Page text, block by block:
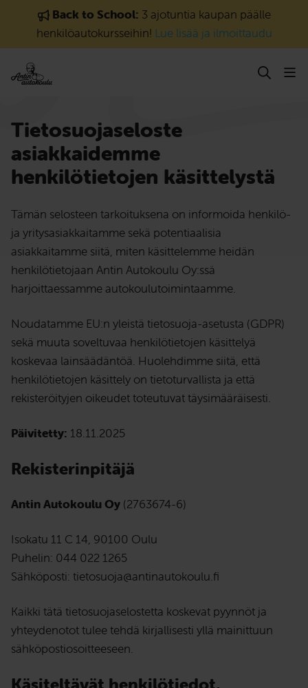
Siirry sisältöönBack to School: 3 ajotuntia kaupan päälle
henkilöautokursseihin! Lue lisää ja ilmoittaudu
Tietosuojaseloste
asiakkaidemme
henkilötietojen käsittelystä
Tämän selosteen tarkoituksena on informoida henkilö-
ja yritysasiakkaitamme sekä potentiaalisia
asiakkaitamme siitä, miten käsittelemme heidän
henkilötietojaan Antin Autokoulu Oy:ssä
harjoittaessamme autokoulutoimintaamme.
Noudatamme EU:n yleistä tietosuoja-asetusta (GDPR)
sekä muuta soveltuvaa henkilötietojen käsittelyä
koskevaa lainsäädäntöä. Huolehdimme siitä, että
henkilötietojen käsittely on tietoturvallista ja että
rekisteröityjen oikeudet toteutuvat täysimääräisesti.
Päivitetty: 18.11.2025
Rekisterinpitäjä
Antin Autokoulu Oy (2763674-6)
Isokatu 11 C 14, 90100 Oulu
Puhelin: 044 022 1265
Sähköposti: tietosuoja@antinautokoulu.fi
Kaikki tätä tietosuojaselostetta koskevat pyynnöt ja
yhteydenotot tulee tehdä kirjallisesti yllä mainittuun
sähköpostiosoitteeseen.